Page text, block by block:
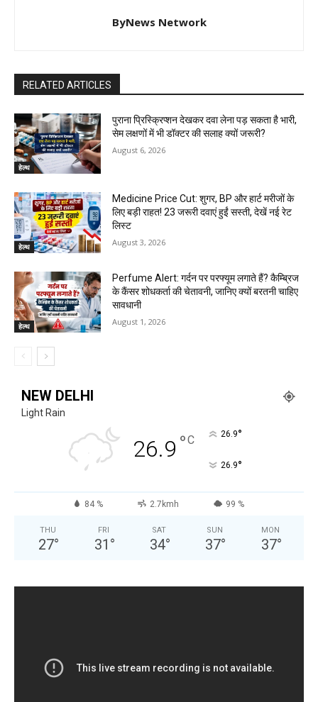
ByNews Network
RELATED ARTICLES
हेल्थ
पुराना प्रिस्क्रिप्शन देखकर दवा लेना पड़ सकता है भारी,
सेम लक्षणों में भी डॉक्टर की सलाह क्यों जरूरी?
August 6, 2026
हेल्थ
Medicine Price Cut: शुगर, BP और हार्ट मरीजों के
लिए बड़ी राहत! 23 जरूरी दवाएं हुईं सस्ती, देखें नई रेट
लिस्ट
August 3, 2026
हेल्थ
Perfume Alert: गर्दन पर परफ्यूम लगाते हैं? कैम्ब्रिज
के कैंसर शोधकर्ता की चेतावनी, जानिए क्यों बरतनी चाहिए
सावधानी
August 1, 2026
NEW DELHI
Light Rain
26.9 °C 26.9°
26.9°
84 % 2.7kmh 99 %
THU
27°
FRI
31 °
SAT
34°
SUN
37°
MON
37°